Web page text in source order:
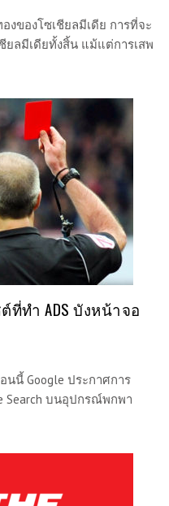
ของโซเชียลมีเดีย การที่จะ
ยลมีเดียทั้งสิ้น แม้แต่การเสพ
ต์ที่ทำ ADS บังหน้าจอ
นี้ Google ประกาศการ
Search บนอุปกรณ์พกพา